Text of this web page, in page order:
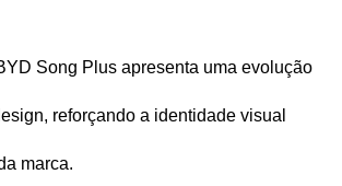
Song Plus apresenta uma evolução
reforçando a identidade visual
marca.